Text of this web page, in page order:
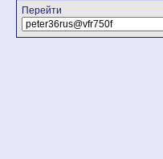
Перейти